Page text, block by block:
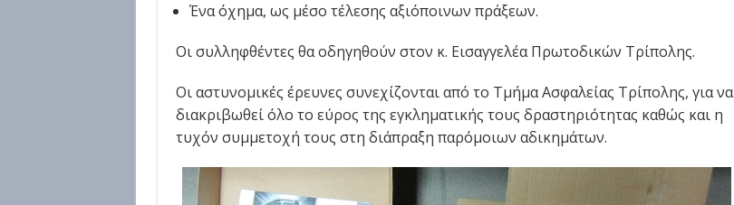
Ένα όχημα, ως μέσο τέλεσης αξιόποινων πράξεων.
Οι συλληφθέντες θα οδηγηθούν στον κ. Εισαγγελέα Πρωτοδικών Τρίπολης.
Οι αστυνομικές έρευνες συνεχίζονται από το Τμήμα Ασφαλείας Τρίπολης, για να
διακριβωθεί όλο το εύρος της εγκληματικής τους δραστηριότητας καθώς και η
τυχόν συμμετοχή τους στη διάπραξη παρόμοιων αδικημάτων.